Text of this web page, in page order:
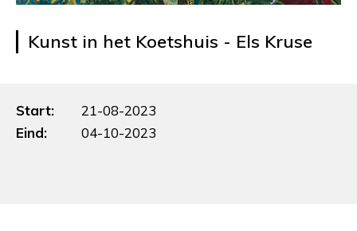
Kunst in het Koetshuis - Els Kruse
Start:
21-08-2023
Eind:
04-10-2023